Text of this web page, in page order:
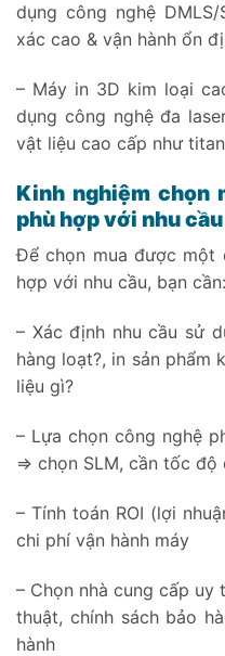
dụng công nghệ
xác cao & vận hành ổn
– Máy in 3D kim loại
dụng công nghệ đa
vật liệu cao cấp như
Kinh nghiệm chọn
phù hợp với nhu cầu
Để chọn mua được một
hợp với nhu cầu, bạn cần:
– Xác định nhu cầu sử
hàng loạt?, in sản phẩm
liệu gì?
– Lựa chọn công nghệ
=> chọn SLM, cần tốc
– Tính toán ROI (lợi
chi phí vận hành máy
– Chọn nhà cung cấp
thuật, chính sách bảo
hành